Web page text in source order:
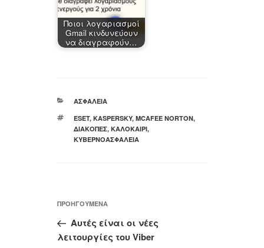
Ποιοι λογαριασμοί
Gmail κινδυνεύουν
να διαγραφούν…
ΚΑΤΗΓΟΡΊΕΣ
ΑΣΦΆΛΕΙΑ
ΕΤΙΚΈΤΕΣ
ESET, KASPERSKY, MCAFEE NORTON,
ΔΙΑΚΟΠΈΣ, ΚΑΛΟΚΑΊΡΙ,
ΚΥΒΕΡΝΟΑΣΦΆΛΕΙΑ
Πλοήγηση
Προηγούμενο
άρθρο
ΠΡΟΗΓΟΎΜΕΝΑ
Αυτές είναι οι νέες
λειτουργίες του Viber